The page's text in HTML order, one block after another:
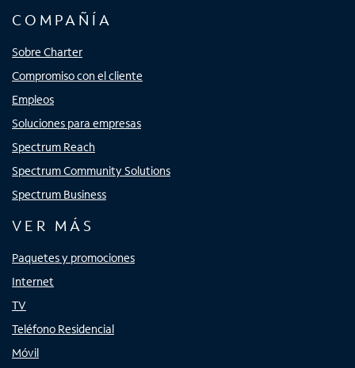
COMPAÑÍA
Sobre Charter
Compromiso con el cliente
Empleos
Soluciones para empresas
Spectrum Reach
Spectrum Community Solutions
Spectrum Business
VER MÁS
Paquetes y promociones
Internet
TV
Teléfono Residencial
Móvil